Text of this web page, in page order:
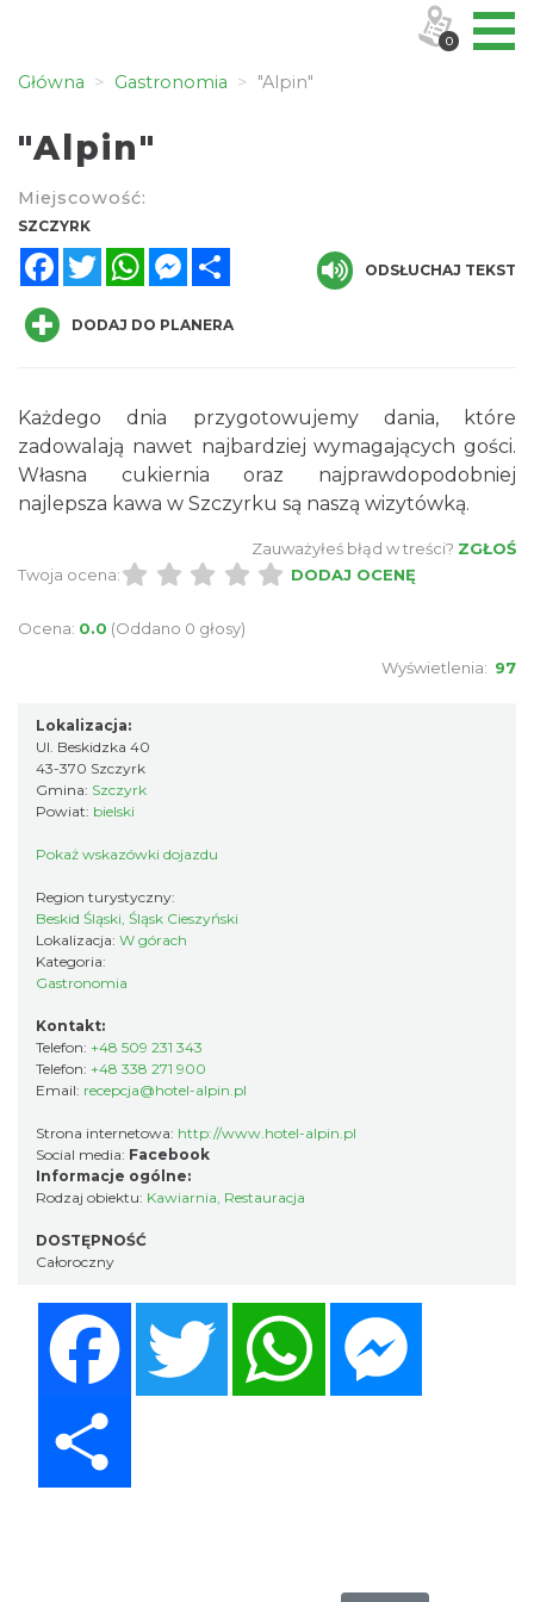
Główna Gastronomia "Alpin"
"Alpin"
Miejscowość:
SZCZYRK
FacebookTwitterWhatsAppMessenger
ODSŁUCHAJ TEKST
DODAJ DO PLANERA
Każdego dnia przygotowujemy dania, które
zadowalają nawet najbardziej wymagających gości.
Własna cukiernia oraz najprawdopodobniej
najlepsza kawa w Szczyrku są naszą wizytówką.
Zauważyłeś błąd w treści? ZGŁOŚ
Twoja ocena:
DODAJ OCENĘ
Ocena: 0.0 (Oddano 0 głosy)
Wyświetlenia: 97
Lokalizacja:
Ul. Beskidzka 40
43-370 Szczyrk
Gmina: Szczyrk
Powiat: bielski
Pokaż wskazówki dojazdu
Region turystyczny:
Beskid Śląski, Śląsk Cieszyński
Lokalizacja: W górach
Kategoria:
Gastronomia
Kontakt:
Telefon: +48 509 231 343
Telefon: +48 338 271 900
Email: recepcja@hotel-alpin.pl
Strona internetowa: http://www.hotel-alpin.pl
Social media: Facebook
Informacje ogólne:
Rodzaj obiektu: Kawiarnia, Restauracja
DOSTĘPNOŚĆ
Całoroczny
Twitter WhatsApp
0